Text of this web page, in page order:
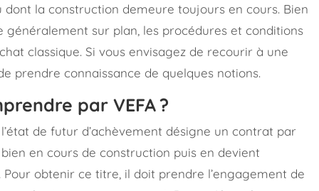
la construction demeure toujours en cours. Bien
généralement sur plan, les procédures et conditions
classique. Si vous envisagez de recourir à une
prendre connaissance de quelques notions.
par VEFA ?
de futur d’achèvement désigne un contrat par
en cours de construction puis en devient
obtenir ce titre, il doit prendre l’engagement de